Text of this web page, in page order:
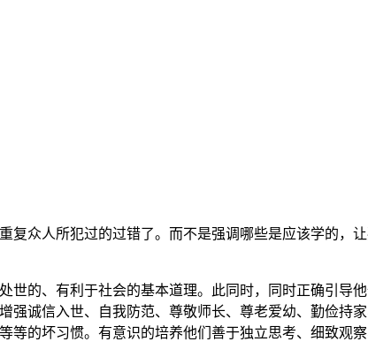
众人所犯过的过错了。而不是强调哪些是应该学的，
的、有利于社会的基本道理。此同时，同时正确引导
诚信入世、自我防范、尊敬师长、尊老爱幼、勤俭持
的坏习惯。有意识的培养他们善于独立思考、细致观